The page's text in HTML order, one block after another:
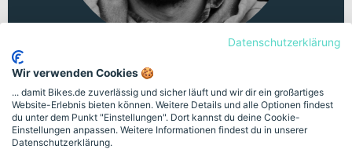
Persönliche Beratung
Unsicher bei der Auswahl? Lass dich von
unserem Fahrradexperten am Telefon oder im
Datenschutzerklärung
Wir verwenden Cookies 🍪
... damit Bikes.de zuverlässig und sicher läuft und wir dir ein großartiges
Website-Erlebnis bieten können. Weitere Details und alle Optionen findest
du unter dem Punkt "Einstellungen". Dort kannst du deine Cookie-
Einstellungen anpassen. Weitere Informationen findest du in unserer
Datenschutzerklärung.